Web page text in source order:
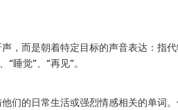
，而是朝着特定目标的声音表达：指代
睡觉”、“再见”。
们的日常生活或强烈情感相关的单词